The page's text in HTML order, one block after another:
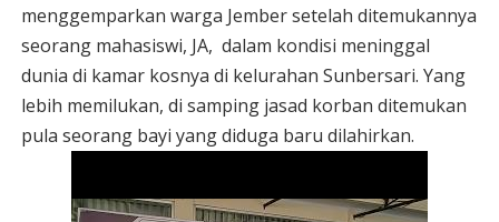
menggemparkan warga Jember setelah ditemukannya
seorang mahasiswi, JA, dalam kondisi meninggal
dunia di kamar kosnya di kelurahan Sunbersari. Yang
lebih memilukan, di samping jasad korban ditemukan
pula seorang bayi yang diduga baru dilahirkan.